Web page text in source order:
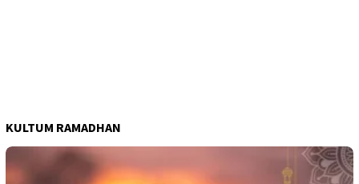
KULTUM RAMADHAN